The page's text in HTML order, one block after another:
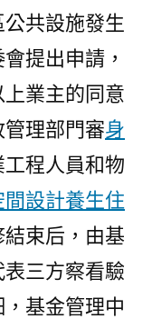
共設施發生
提出申請，
業主的同意
理部門審身
程人員和物
設計養生住
束后，由基
三方察看驗
基金管理中